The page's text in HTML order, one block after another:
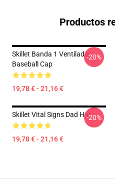
Productos
Skillet Banda 1 Ventilador
Baseball Cap
19,78 € - 21,16 €
-20%
Skillet Vital Signs Dad Hat
19,78 € - 21,16 €
-20%